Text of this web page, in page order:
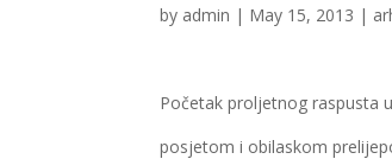
by admin | May 15, 2013 |
Početak proljetnog raspusta
posjetom i obilaskom